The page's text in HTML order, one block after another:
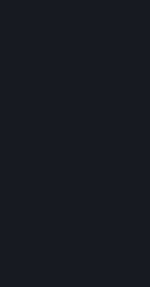
Na neaktivované
peněz (tedy 14 dnů od
produktu).
žádost o vrácení
Prostředky použité k
Odstoupení od
Pokud se chcete
smlouvy podle práva